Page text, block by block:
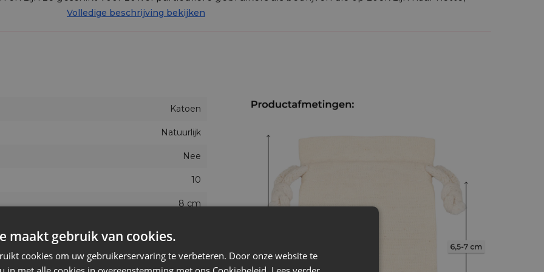
dat de zakjes makkelijk te combineren zijn met verschillende productlijnen, acties en
kledingkasten,
Volledige beschrijving bekijken
Katoen
Natuurlijk
Nee
10
8 cm
10 cm
maakt gebruik van cookies.
cookies om uw gebruikerservaring te verbeteren. Door onze website te